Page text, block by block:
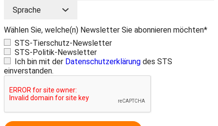
Wählen Sie, welche(n) Newsletter Sie abonnieren möchten*
STS-Tierschutz-Newsletter
STS-Politik-Newsletter
Ich bin mit der Datenschutzerklärung des STS
einverstanden.